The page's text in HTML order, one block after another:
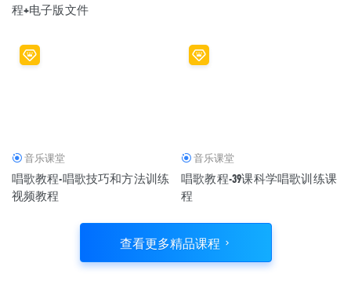
程+电子版文件
音乐课堂
唱歌教程-唱歌技巧和方法训练
视频教程
音乐课堂
唱歌教程-39课科学唱歌训练课
程
查看更多精品课程